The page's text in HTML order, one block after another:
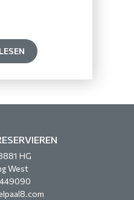
HG
West